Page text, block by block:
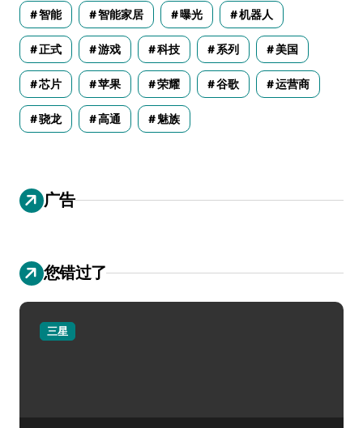
智能 智能家居 曝光 机器人
正式 游戏 科技 系列 美国
芯片 苹果 荣耀 谷歌 运营商
骁龙 高通 魅族
广告
您错过了
三星